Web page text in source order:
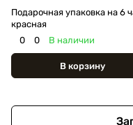
Подарочная упаковка на 6
красная
0
0 В наличии
В корзину